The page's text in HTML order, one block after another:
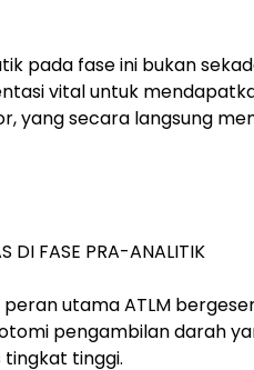
pada fase ini bukan
vital untuk
yang secara langsung
DI FASE PRA-ANALITIK
peran utama ATLM
pengambilan darah
tingkat tinggi.